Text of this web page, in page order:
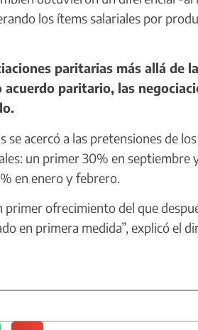
los ítems salariales por
paritarias más allá de
paritario, las
acercó a las pretensiones de
un primer 30% en septiembre
en enero y febrero.
ofrecimiento del que
en primera medida”, explicó el